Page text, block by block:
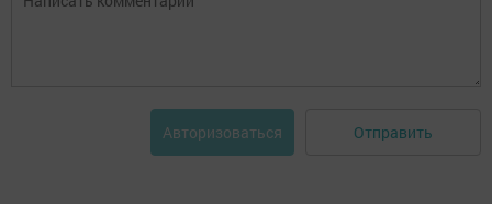
Авторизоваться Отправить